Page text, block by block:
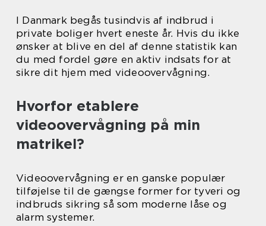
I Danmark begås tusindvis af indbrud i
private boliger hvert eneste år. Hvis du ikke
ønsker at blive en del af denne statistik kan
du med fordel gøre en aktiv indsats for at
sikre dit hjem med videoovervågning.
Hvorfor etablere
videoovervågning på min
matrikel?
Videoovervågning er en ganske populær
tilføjelse til de gængse former for tyveri og
indbruds sikring så som moderne låse og
alarm systemer.